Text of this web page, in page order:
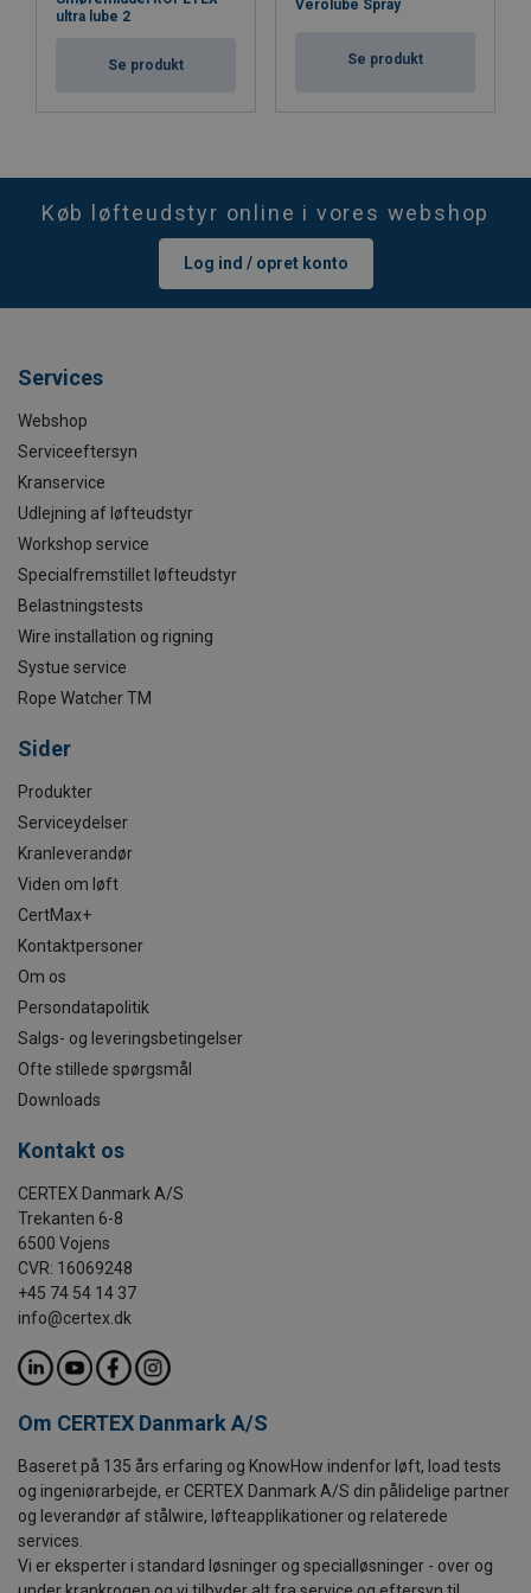
ultra lube 2
Se produkt
Verolube Spray
Se produkt
Køb løfteudstyr online i vores webshop
Log ind / opret konto
Services
Webshop
Serviceeftersyn
Kranservice
Udlejning af løfteudstyr
Workshop service
Specialfremstillet løfteudstyr
Belastningstests
Wire installation og rigning
Systue service
Rope Watcher TM
Sider
Produkter
Serviceydelser
Kranleverandør
Viden om løft
CertMax+
Kontaktpersoner
Om os
Persondatapolitik
Salgs- og leveringsbetingelser
Ofte stillede spørgsmål
Downloads
Kontakt os
CERTEX Danmark A/S
Trekanten 6-8
6500 Vojens
CVR: 16069248
+45 74 54 14 37
info@certex.dk
Om CERTEX Danmark A/S
Baseret på 135 års erfaring og KnowHow indenfor løft, load tests
og ingeniørarbejde, er CERTEX Danmark A/S din pålidelige partner
og leverandør af stålwire, løfteapplikationer og relaterede
services.
Vi er eksperter i standard løsninger og specialløsninger - over og